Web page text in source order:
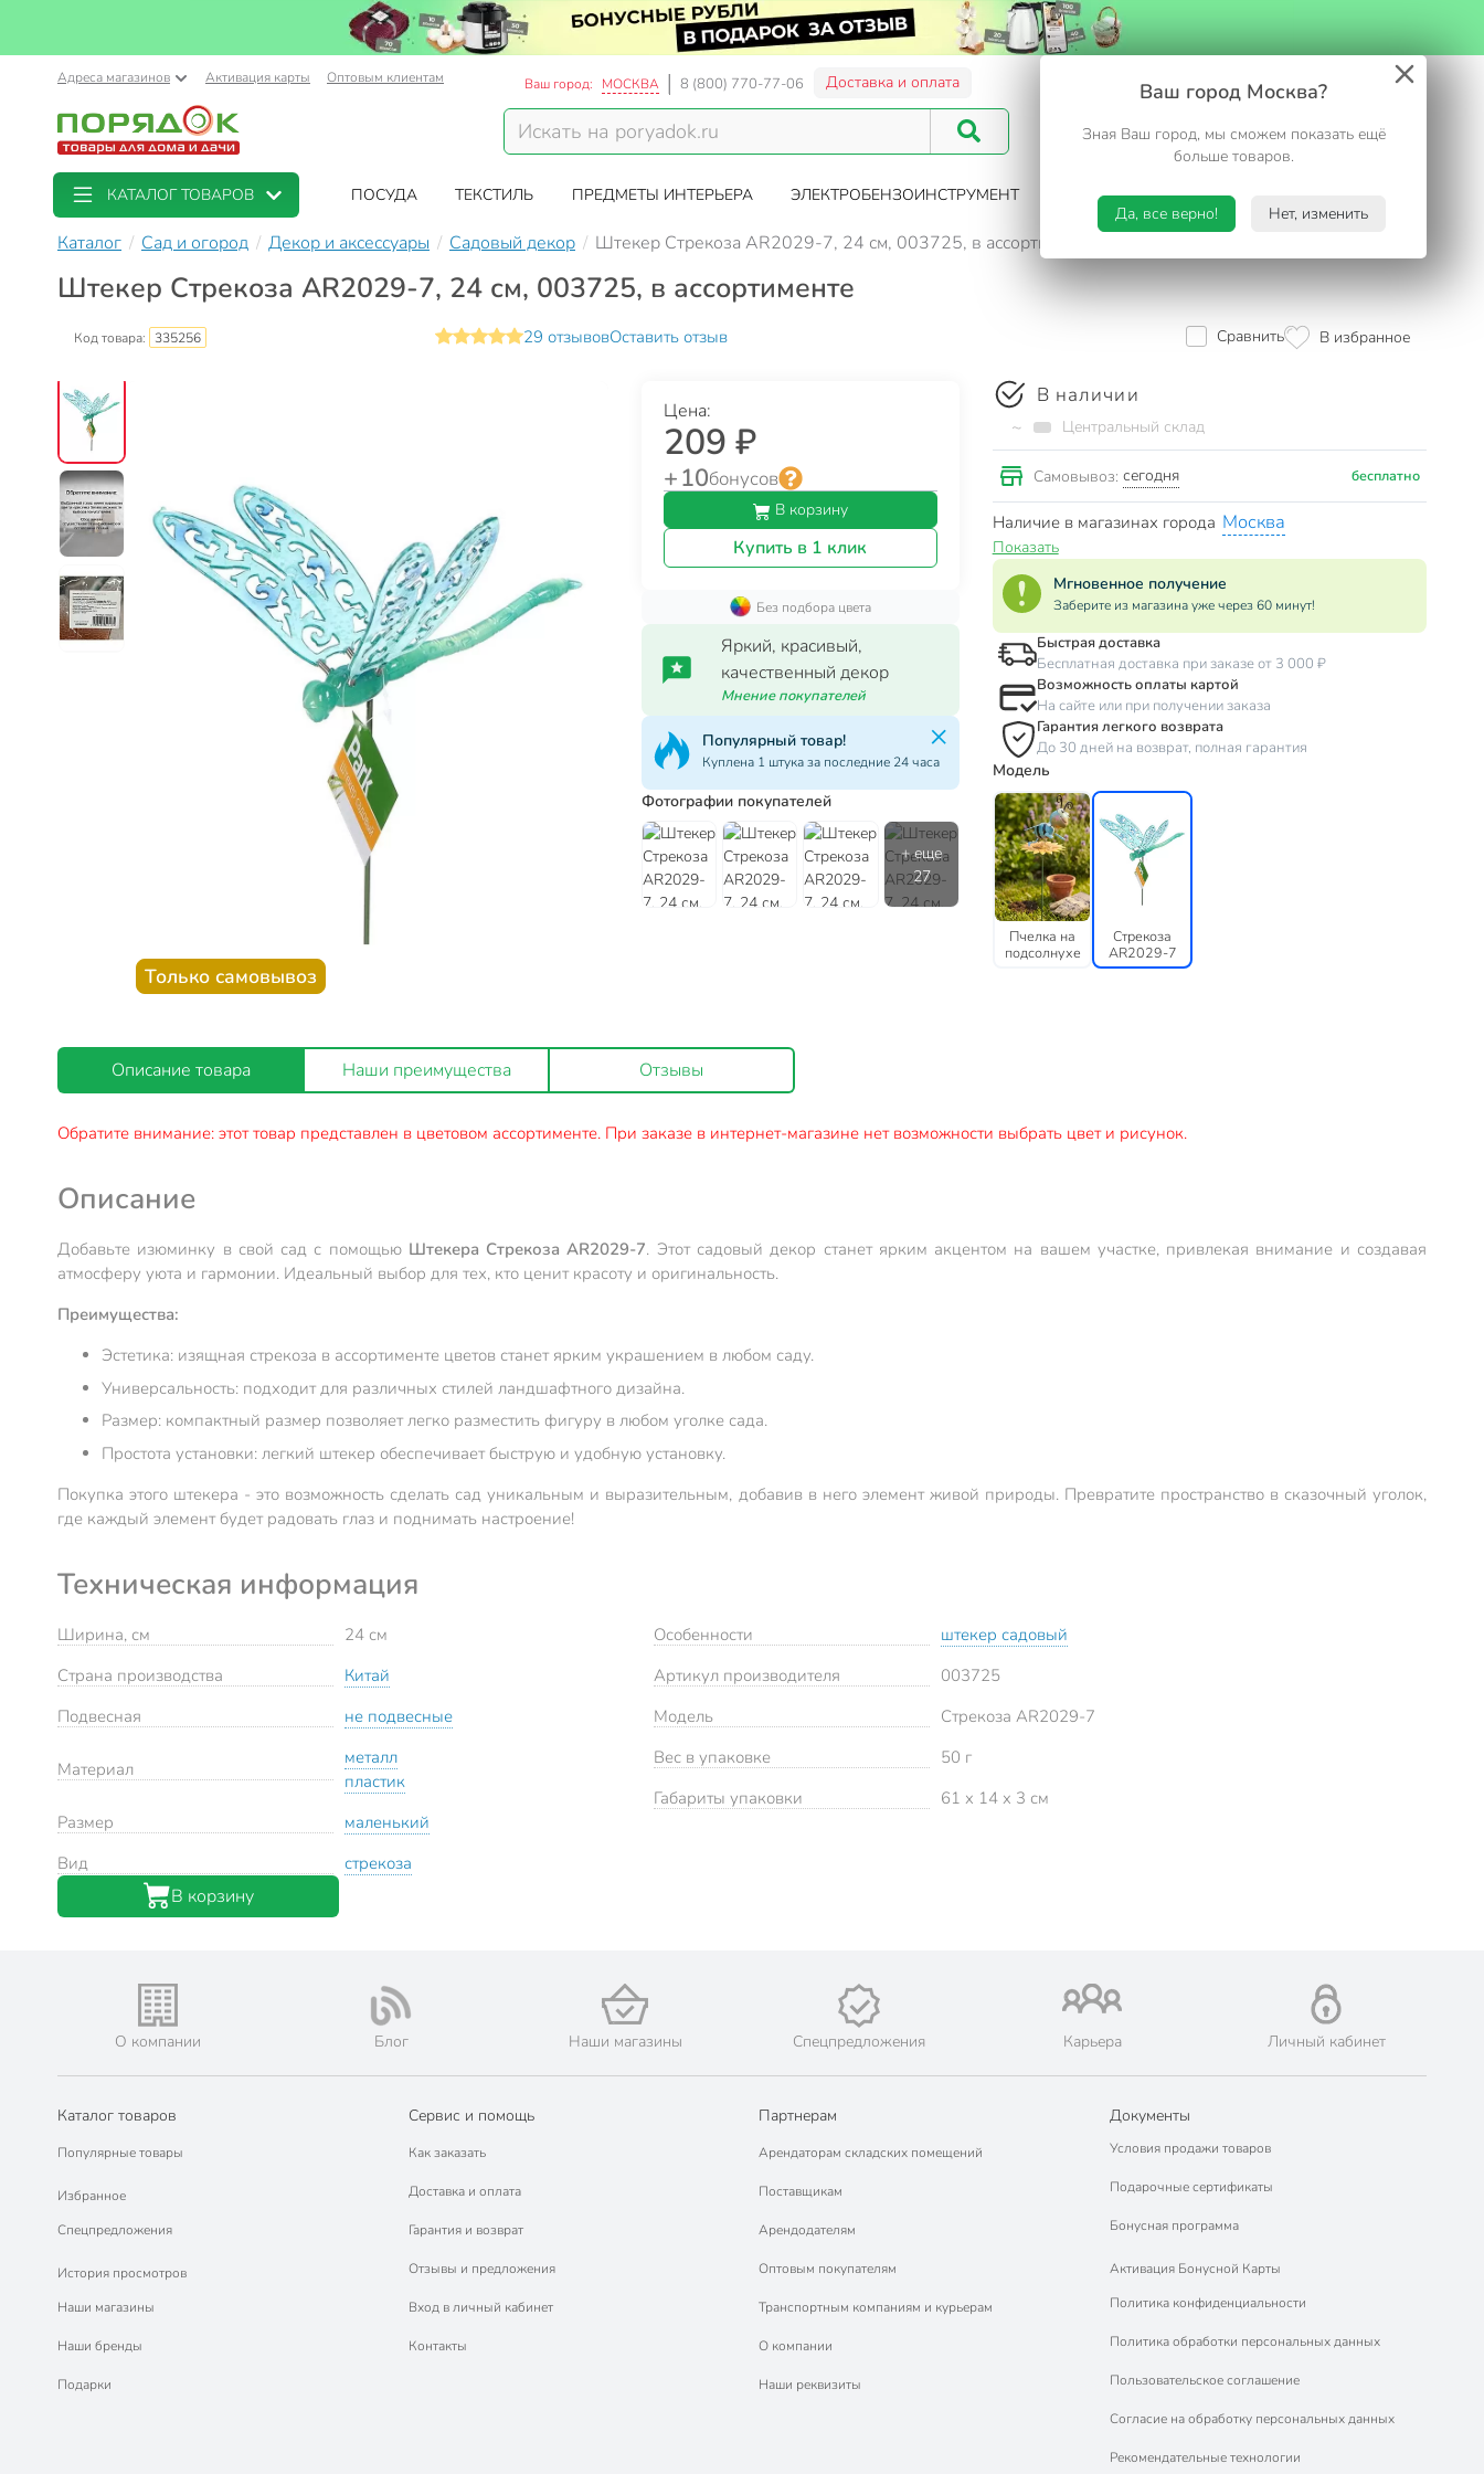
Ваш город Москва?
Зная Ваш город, мы сможем показать ещё
больше товаров.
Да, все верно! Нет, изменить
Адреса магазинов Активация карты Оптовым клиентам Ваш город: МОСКВА 8 (800) 770-77-06 Доставка и оплата
Корзина
КАТАЛОГ ТОВАРОВ ПОСУДА ТЕКСТИЛЬ ПРЕДМЕТЫ ИНТЕРЬЕРА ЭЛЕКТРОБЕНЗОИНСТРУМЕНТ САД И ОГОРОД ТУРИЗМ. ОТДЫХ НА ДАЧЕ
Каталог Сад и огород Декор и аксессуары Садовый декор Штекер Стрекоза AR2029-7, 24 см, 003725, в ассортименте
Штекер Стрекоза AR2029-7, 24 см, 003725, в ассортименте
Код товара: 335256 29 отзывовОставить отзыв Сравнить В избранное
Только самовывоз
Цена:
209 ₽
+ 10бонусов
В корзину
Купить в 1 клик
Без подбора цвета
Яркий, красивый,
качественный декор
Мнение покупателей
Популярный товар!
Куплена 1 штука за последние 24 часа
Фотографии покупателей
В наличии
~ Центральный склад
Самовывоз: сегодня бесплатно
Наличие в магазинах города Москва
Показать
Мгновенное получение
Заберите из магазина уже через 60 минут!
Быстрая доставка
Бесплатная доставка при заказе от 3 000 ₽
Возможность оплаты картой
На сайте или при получении заказа
Гарантия легкого возврата
До 30 дней на возврат, полная гарантия
Модель
Пчелка на
подсолнухе
Стрекоза
AR2029-7
Описание товара Наши преимущества Отзывы
Обратите внимание: этот товар представлен в цветовом ассортименте. При заказе в интернет-магазине нет возможности выбрать цвет и рисунок.
Описание
Добавьте изюминку в свой сад с помощью Штекера Стрекоза AR2029-7. Этот садовый декор станет ярким акцентом на вашем участке, привлекая внимание и создавая
атмосферу уюта и гармонии. Идеальный выбор для тех, кто ценит красоту и оригинальность.
Преимущества:
Эстетика: изящная стрекоза в ассортименте цветов станет ярким украшением в любом саду.
Универсальность: подходит для различных стилей ландшафтного дизайна.
Размер: компактный размер позволяет легко разместить фигуру в любом уголке сада.
Простота установки: легкий штекер обеспечивает быструю и удобную установку.
Покупка этого штекера - это возможность сделать сад уникальным и выразительным, добавив в него элемент живой природы. Превратите пространство в сказочный уголок,
где каждый элемент будет радовать глаз и поднимать настроение!
Техническая информация
Ширина, см
24 см
Страна производства
Китай
Подвесная
не подвесные
Материал
металл
пластик
Размер
маленький
Вид
стрекоза
Особенности
штекер садовый
Артикул производителя
003725
Модель
Стрекоза AR2029-7
Вес в упаковке
50 г
Габариты упаковки
61 x 14 x 3 см
В корзину
О компании Блог Наши магазины Спецпредложения Карьера Личный кабинет
Каталог товаров
Популярные товары
Избранное
Спецпредложения
История просмотров
Наши магазины
Наши бренды
Подарки
Сервис и помощь
Как заказать
Доставка и оплата
Гарантия и возврат
Отзывы и предложения
Вход в личный кабинет
Контакты
Партнерам
Арендаторам складских помещений
Поставщикам
Арендодателям
Оптовым покупателям
Транспортным компаниям и курьерам
О компании
Наши реквизиты
Документы
Условия продажи товаров
Подарочные сертификаты
Бонусная программа
Активация Бонусной Карты
Политика конфиденциальности
Политика обработки персональных данных
Пользовательское соглашение
Согласие на обработку персональных данных
Рекомендательные технологии